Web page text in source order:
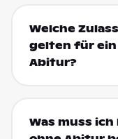
Welche
gelten für ein
Abitur?
Was muss